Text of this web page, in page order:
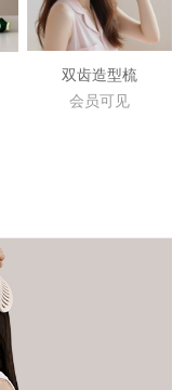
双齿造型梳
会员可见